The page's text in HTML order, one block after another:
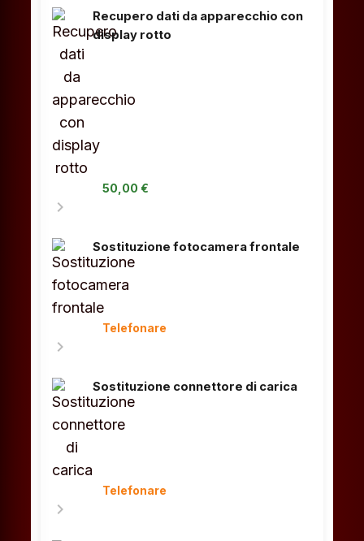
Recupero dati da apparecchio con
display rotto
50,00 €
chevron_right
Sostituzione fotocamera frontale
Telefonare
chevron_right
Sostituzione connettore di carica
Telefonare
chevron_right